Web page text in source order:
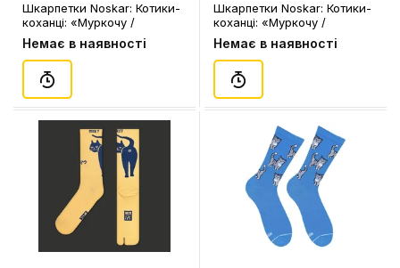
Шкарпетки Noskar: Котики-
коханці: «Муркочу /
Мурхочу» (р. 41-46), (91622)
Немає в наявності
Шкарпетки Noskar: Котики-
коханці: «Муркочу /
Мурхочу» (р. 36-40), (91621)
Немає в наявності